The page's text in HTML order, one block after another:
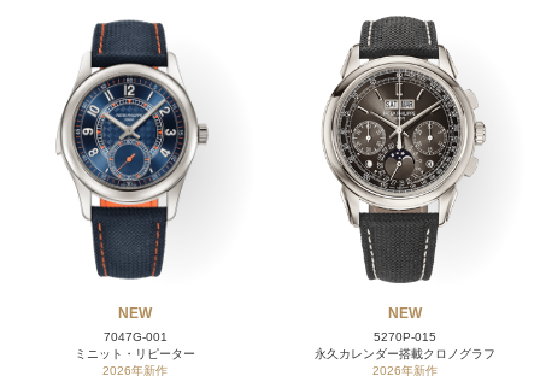
NEW
7047G-001
ミニット・リピーター
2026年新作
NEW
5270P-015
永久カレンダー搭載クロノグラフ
2026年新作